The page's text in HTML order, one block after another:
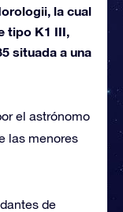
la cual
tipo K1 III,
situada a una
el astrónomo
las menores
de